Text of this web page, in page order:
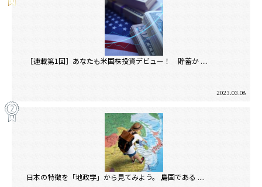
［連載第1回］あなたも米国株投資デビュー！ 貯蓄か ....
2023.03.08
日本の特徴を「地政学」から見てみよう。 島国である ....